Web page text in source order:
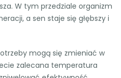
W tym przedziale organizm
a sen staje się głębszy i
mogą się zmieniać w
zalecana temperatura